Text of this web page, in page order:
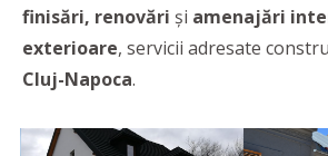
finisări, renovări și amenajări
exterioare, servicii adresate
Cluj-Napoca.